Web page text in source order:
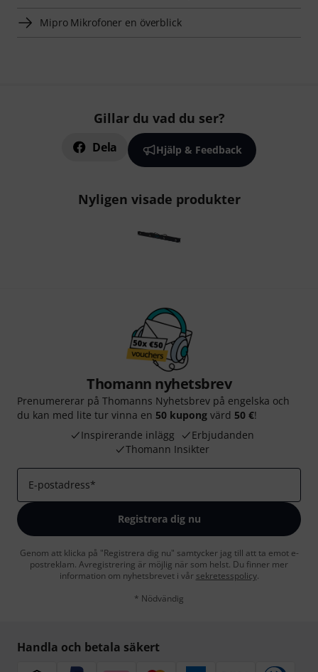
Mipro Mikrofoner en överblick
Gillar du vad du ser?
Dela Hjälp & Feedback
Nyligen visade produkter
Thomann nyhetsbrev
Prenumererar på Thomanns Nyhetsbrev på engelska och
du kan med lite tur vinna en 50 kupong värd 50 €!
Inspirerande inlägg
Erbjudanden
Thomann Insikter
E-postadress*
Registrera dig nu
Genom att klicka på "Registrera dig nu" samtycker jag till att ta emot e-
postreklam. Avregistrering är möjlig när som helst. Du finner mer
information om nyhetsbrevet i vår sekretesspolicy.
* Nödvändig
Handla och betala säkert